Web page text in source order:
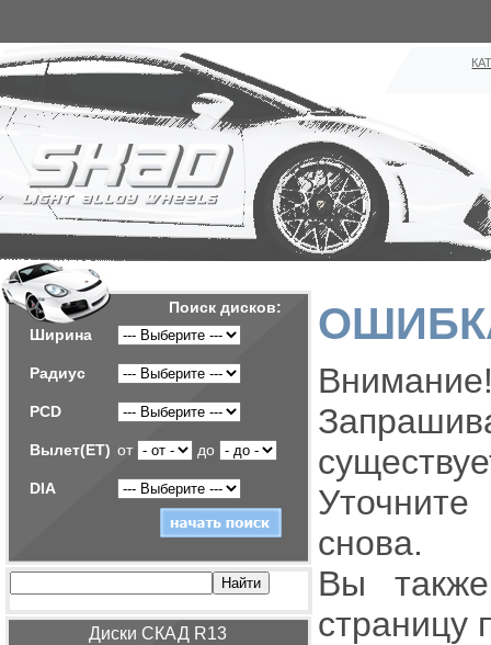
Поиск дисков:
Ширина
Радиус
PCD
Вылет(ET) от до
DIA
Диcки СКАД R13
снова.
Вы
страницу